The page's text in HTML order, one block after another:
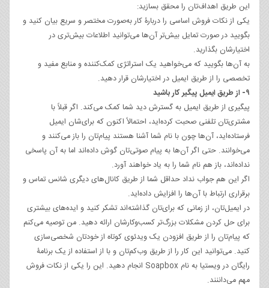
این طریق اهداف‌تان را محقق بسازید:
یکی از نکات فروش اساسی را دربارۀ کار به‌صورت مختصر و سریع بیان کنید و
بگویید در صورت تمایل بیش‌تر آن‌ها می‌توانید اطلاعات بیش‌تری در
اختیارشان بگذارید.
به آن‌ها بگویید که می‌خواهید یک استراتژی کمک‌کننده و منابع مفید و
تخصصی را از طریق ایمیل در اختیارشان قرار دهید.
۹- از طریق ایمیل پیگیر کار باشید
پیگیری از طریق ایمیل به گسترش دید شما کمک می‌کند. اگر قبلاً با
مشتری‌تان تلفنی صحبت کرده‌اید، احتمالاً اکنون که برای‌شان ایمیل
فرستاده‌اید، آن‌ها چون با نام شما آشنا هستند پیام‌تان را باز می‌کنند و
می‌خوانند. حتی اگر آن‌ها به پیام صوتی‌تان گوش داده‌اند اما به آن پاسخی
نداده‌اند، باز هم نام شما را به یاد خواهند آورد.
اگر این هم جواب نداد حداقل شما از طریق کانال‌های دیگری شانس تماس و
برقراری ارتباط با آن‌ها را افزایش داده‌اید.
در ایمیل‌تان، از زمانی که برای‌تان گذاشته‌اند تشکر کنید و ایده‌های بیشتری
برای حل کردن مشکلات بزرگ‌تر کسب‌وکارشان ارائه دهید. من توصیه می‌کنم
که پیام‌تان را از طریق افزودن یک ویدئوی کوتاه از خودتان شخصی‌سازی
کنید. می‌توانید این کار را از طریق وب‌کم‌تان و با از استفاده از یک برنامۀ
رایگان در ویستیا به نام Soapbox انجام دهید. این را یکی از نکات فروش
مهم می‌داننند.